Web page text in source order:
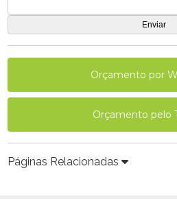
Orçamento por
Orçamento pelo
Páginas Relacionadas